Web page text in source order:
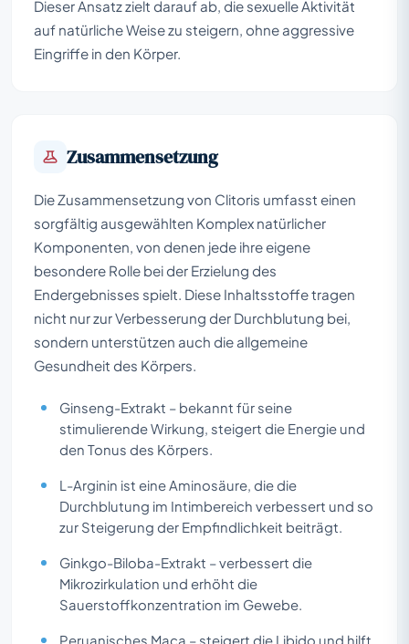
Dieser Ansatz zielt darauf ab, die sexuelle Aktivität
auf natürliche Weise zu steigern, ohne aggressive
Eingriffe in den Körper.
Zusammensetzung
Die Zusammensetzung von Clitoris umfasst einen
sorgfältig ausgewählten Komplex natürlicher
Komponenten, von denen jede ihre eigene
besondere Rolle bei der Erzielung des
Endergebnisses spielt. Diese Inhaltsstoffe tragen
nicht nur zur Verbesserung der Durchblutung bei,
sondern unterstützen auch die allgemeine
Gesundheit des Körpers.
Ginseng-Extrakt – bekannt für seine
stimulierende Wirkung, steigert die Energie und
den Tonus des Körpers.
L-Arginin ist eine Aminosäure, die die
Durchblutung im Intimbereich verbessert und so
zur Steigerung der Empfindlichkeit beiträgt.
Ginkgo-Biloba-Extrakt – verbessert die
Mikrozirkulation und erhöht die
Sauerstoffkonzentration im Gewebe.
Peruanisches Maca – steigert die Libido und hilft